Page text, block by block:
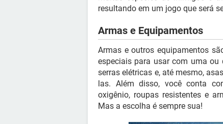
resultando em um jogo que será
Armas e Equipamentos
Armas e outros equipamentos
especiais para usar com uma
serras elétricas e, até mesmo,
las. Além disso, você conta
oxigênio, roupas resistentes e
Mas a escolha é sempre sua!